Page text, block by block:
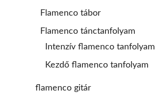
Flamenco tábor
Flamenco tánctanfolyam
Intenzív flamenco tanfolyam
Kezdő flamenco tanfolyam
flamenco gitár